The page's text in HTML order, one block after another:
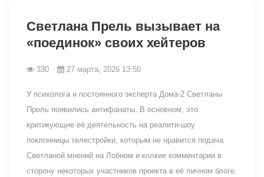
Светлана Прель вызывает на
«поединок» своих хейтеров
330 27 марта, 2026 13:50
У психолога и постоянного эксперта Дома-2 Светланы
Прель появились антифанаты. В основном, это
критикующие её деятельность на реалити-шоу
поклонницы телестройки, которым не нравится подача
Светланой мнений на Лобном и колкие комментарии в
сторону некоторых участников проекта в её личном блоге.